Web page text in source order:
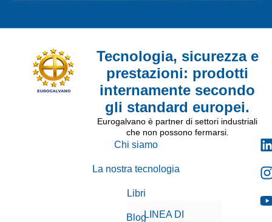
Tecnologia, sicurezza e
prestazioni: prodotti
internamente secondo
gli standard europei.
Eurogalvano è partner di settori industriali
che non possono fermarsi.
Chi siamo
La nostra tecnologia
Libri
LINEA DI
Blog